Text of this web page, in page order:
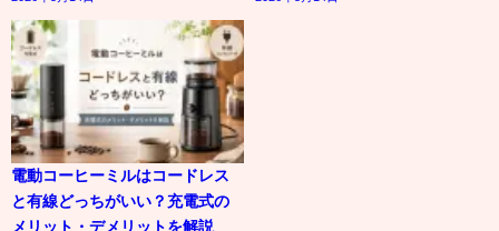
電動コーヒーミルはコードレス
と有線どっちがいい？充電式の
メリット・デメリットを解説